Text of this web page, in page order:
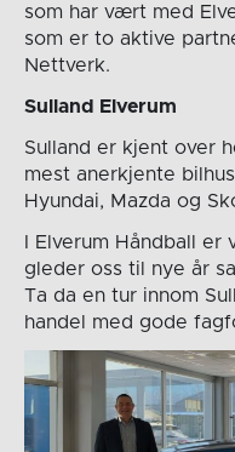
som har vært med
som er to aktive
Nettverk.
Sulland Elverum
Sulland er kjent over
mest anerkjente
Hyundai, Mazda og
I Elverum Håndball
gleder oss til nye år
Ta da en tur innom
handel med gode